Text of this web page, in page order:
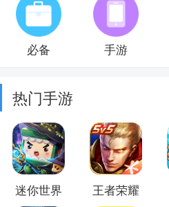
必备 手游
热门手游
迷你世界 王者荣耀